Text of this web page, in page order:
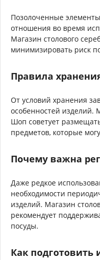
Позолоченные
отношения во время
Магазин столового
минимизировать риск
Правила
От условий хранения
особенностей изделий.
Шоп советует
предметов, которые
Почему важна
Даже редкое
необходимости
изделий. Магазин
рекомендует
посуды.
Как подготовить